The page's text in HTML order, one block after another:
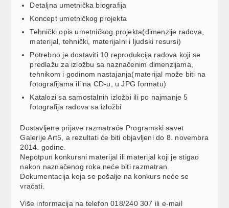
Detaljna umetnička biografija
Koncept umetničkog projekta
Tehnički opis umetničkog projekta(dimenzije radova,
materijal, tehnički, materijalni i ljudski resursi)
Potrebno je dostaviti 10 reprodukcija radova koji se
predlažu za izložbu sa naznačenim dimenzijama,
tehnikom i godinom nastajanja(materijal može biti na
fotografijama ili na CD-u, u JPG formatu)
Katalozi sa samostalnih izložbi ili po najmanje 5
fotografija radova sa izložbi
Dostavljene prijave razmatraće Programski savet
Galerije Art5, a rezultati će biti objavljeni do 8. novembra
2014. godine.
Nepotpun konkursni materijal ili materijal koji je stigao
nakon naznačenog roka neće biti razmatran.
Dokumentacija koja se pošalje na konkurs neće se
vraćati.
Više informacija na telefon 018/240 307 ili e-mail